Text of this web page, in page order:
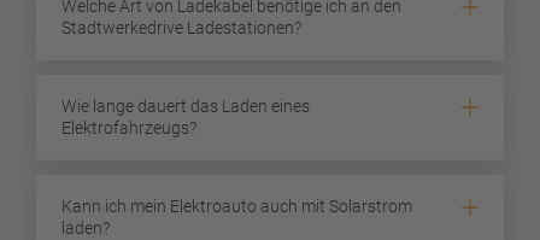
Welche Art von Ladekabel benötige ich an den
Stadtwerkedrive Ladestationen?
Wie lange dauert das Laden eines
Elektrofahrzeugs?
Kann ich mein Elektroauto auch mit Solarstrom
laden?